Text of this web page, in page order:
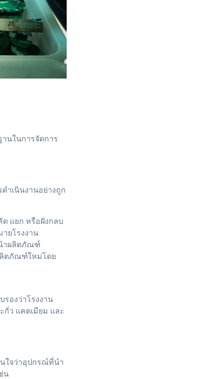
นในการจัดการ
ำเนินงานอย่างถูก
แยก หรือฝังกลบ
ยโรงงาน
ำผลิตภัณฑ์
ลิตภัณฑ์ใหม่โดย
องว่าโรงงาน
กั่ว แคดเมียม และ
ใจว่าอุปกรณ์ที่นำ
น